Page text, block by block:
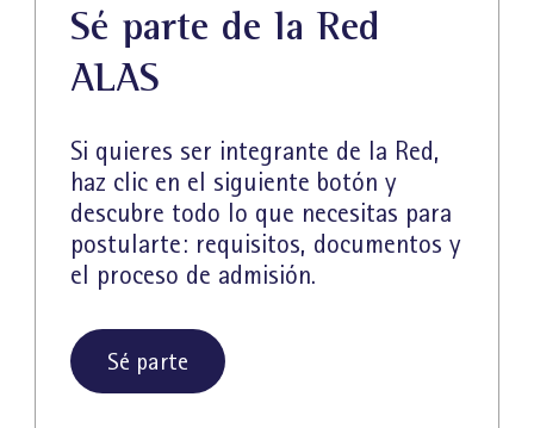
Sé parte de la Red
ALAS
Si quieres ser integrante de la Red,
haz clic en el siguiente botón y
descubre todo lo que necesitas para
postularte: requisitos, documentos y
el proceso de admisión.
Sé parte